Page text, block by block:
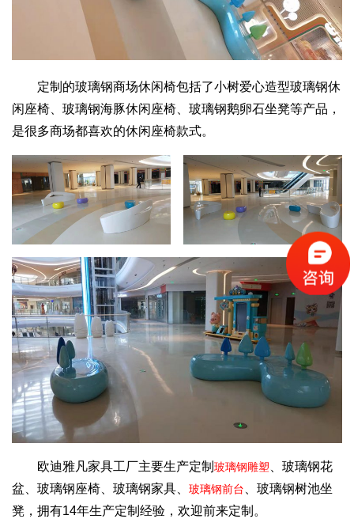
定制的玻璃钢商场休闲椅包括了小树爱心造型玻璃钢休
闲座椅、玻璃钢海豚休闲座椅、玻璃钢鹅卵石坐凳等产品，
是很多商场都喜欢的休闲座椅款式。
欧迪雅凡家具工厂主要生产定制 玻璃钢雕塑 、玻璃钢花
盆、玻璃钢座椅、玻璃钢家具、 玻璃钢前台 、玻璃钢树池坐
凳，拥有14年生产定制经验，欢迎前来定制。